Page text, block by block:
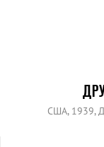
США, 1939,